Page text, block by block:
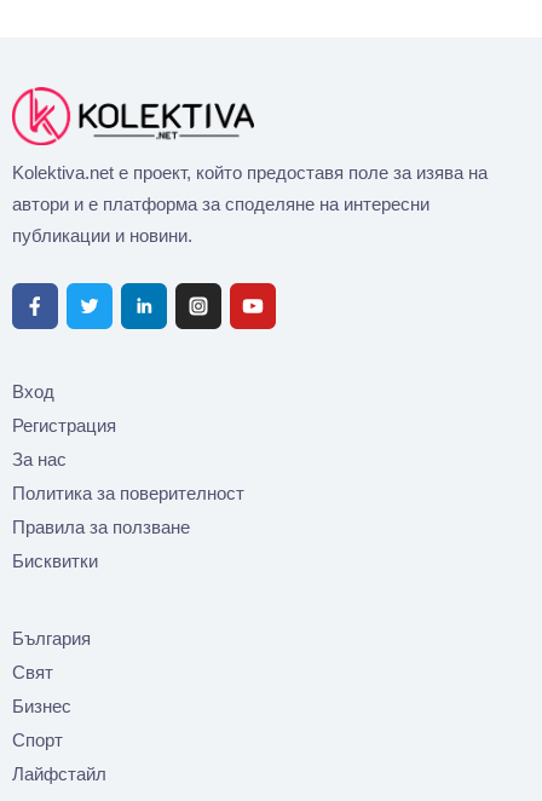
Kolektiva.net е проект, който предоставя поле за изява на
автори и е платформа за споделяне на интересни
публикации и новини.
Вход
Регистрация
За нас
Политика за поверителност
Правила за ползване
Бисквитки
България
Свят
Бизнес
Спорт
Лайфстайл